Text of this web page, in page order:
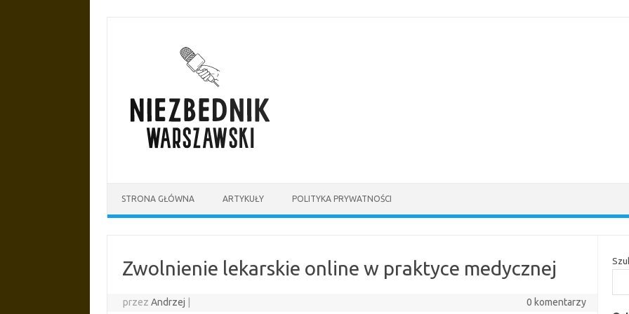
STRONA GŁÓWNA ARTYKUŁY POLITYKA PRYWATNOŚCI
Zwolnienie lekarskie online w praktyce medycznej
przezAndrzej 0 komentarzy